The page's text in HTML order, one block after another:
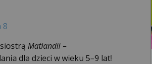
8
Matlandii–
dla dzieci w wieku 5–9 lat!